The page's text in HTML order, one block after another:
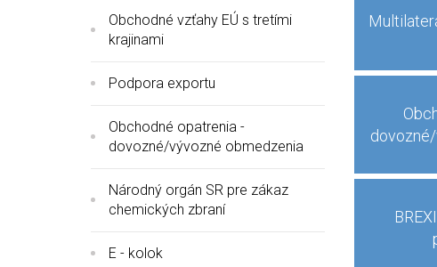
Obchodné vzťahy EÚ s tretími
krajinami
Podpora exportu
Obchodné opatrenia -
dovozné/vývozné obmedzenia
Národný orgán SR pre zákaz
chemických zbraní
E - kolok